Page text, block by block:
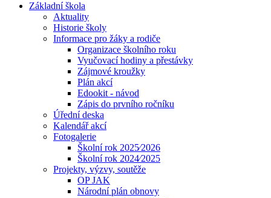
Základní škola
Aktuality
Historie školy
Informace pro žáky a rodiče
Organizace školního roku
Vyučovací hodiny a přestávky
Zájmové kroužky
Plán akcí
Edookit - návod
Zápis do prvního ročníku
Úřední deska
Kalendář akcí
Fotogalerie
Školní rok 2025⁄2026
Školní rok 2024⁄2025
Projekty, výzvy, soutěže
OP JAK
Národní plán obnovy